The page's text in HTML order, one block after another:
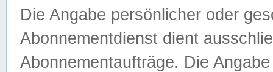
Die Angabe persönlicher oder
Abonnementdienst dient
Abonnementaufträge. Die